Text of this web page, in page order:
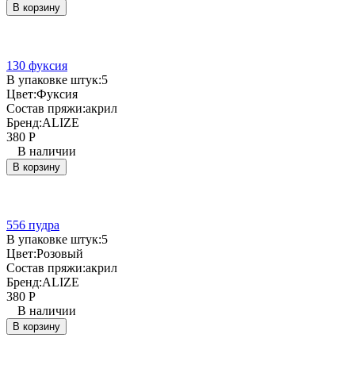
В корзину
130 фуксия
В упаковке штук:5
Цвет:Фуксия
Состав пряжи:акрил
Бренд:ALIZE
380 Р
В наличии
В корзину
556 пудра
В упаковке штук:5
Цвет:Розовый
Состав пряжи:акрил
Бренд:ALIZE
380 Р
В наличии
В корзину